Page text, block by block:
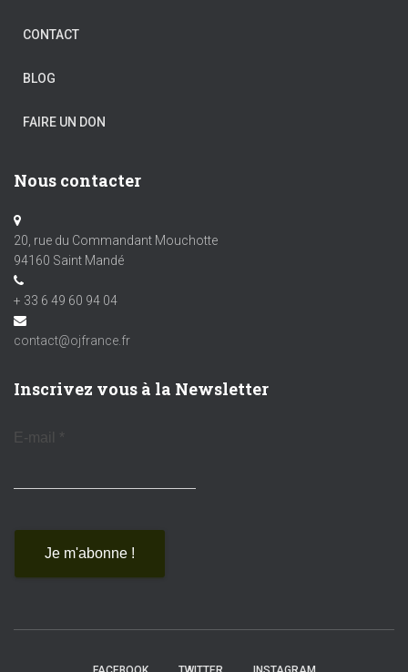
CONTACT
BLOG
FAIRE UN DON
Nous contacter
20, rue du Commandant Mouchotte
94160 Saint Mandé
+ 33 6 49 60 94 04
contact@ojfrance.fr
Inscrivez vous à la Newsletter
E-mail *